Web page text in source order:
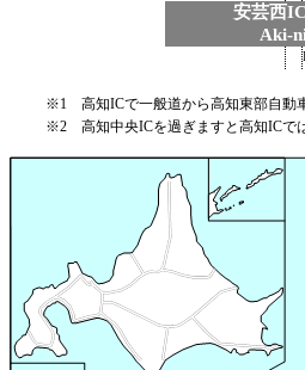
安芸西
Aki-
※1 高知ICで一般道から高知東部自動
※2 高知中央ICを過ぎますと高知ICで